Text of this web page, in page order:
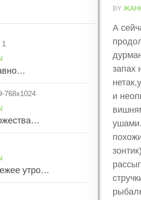
BY
А
запах
и
утро…